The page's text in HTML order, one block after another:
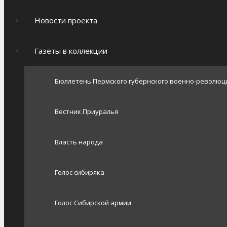
Новости проекта
Газеты в коллекции
Бюллетень Пермского губернского военно-
Вестник Приуралья
Власть народа
Голос сибиряка
Голос Сибирской армии